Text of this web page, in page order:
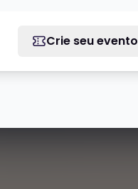
Crie seu evento